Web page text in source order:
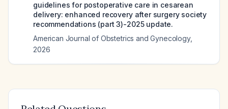
guidelines for postoperative care in cesarean
delivery: enhanced recovery after surgery society
recommendations (part 3)-2025 update.
American Journal of Obstetrics and Gynecology,
2026